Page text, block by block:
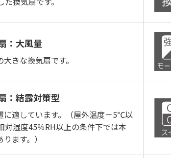
：大風量
きな換気扇です。
：結露対策型
に適しています。（屋外温度－5℃以
湿度45％RH以上の条件下では本
ます。）